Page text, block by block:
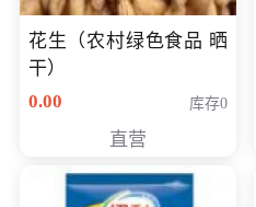
花生（农村绿色食品 晒
干）
0.00
库存0
直营